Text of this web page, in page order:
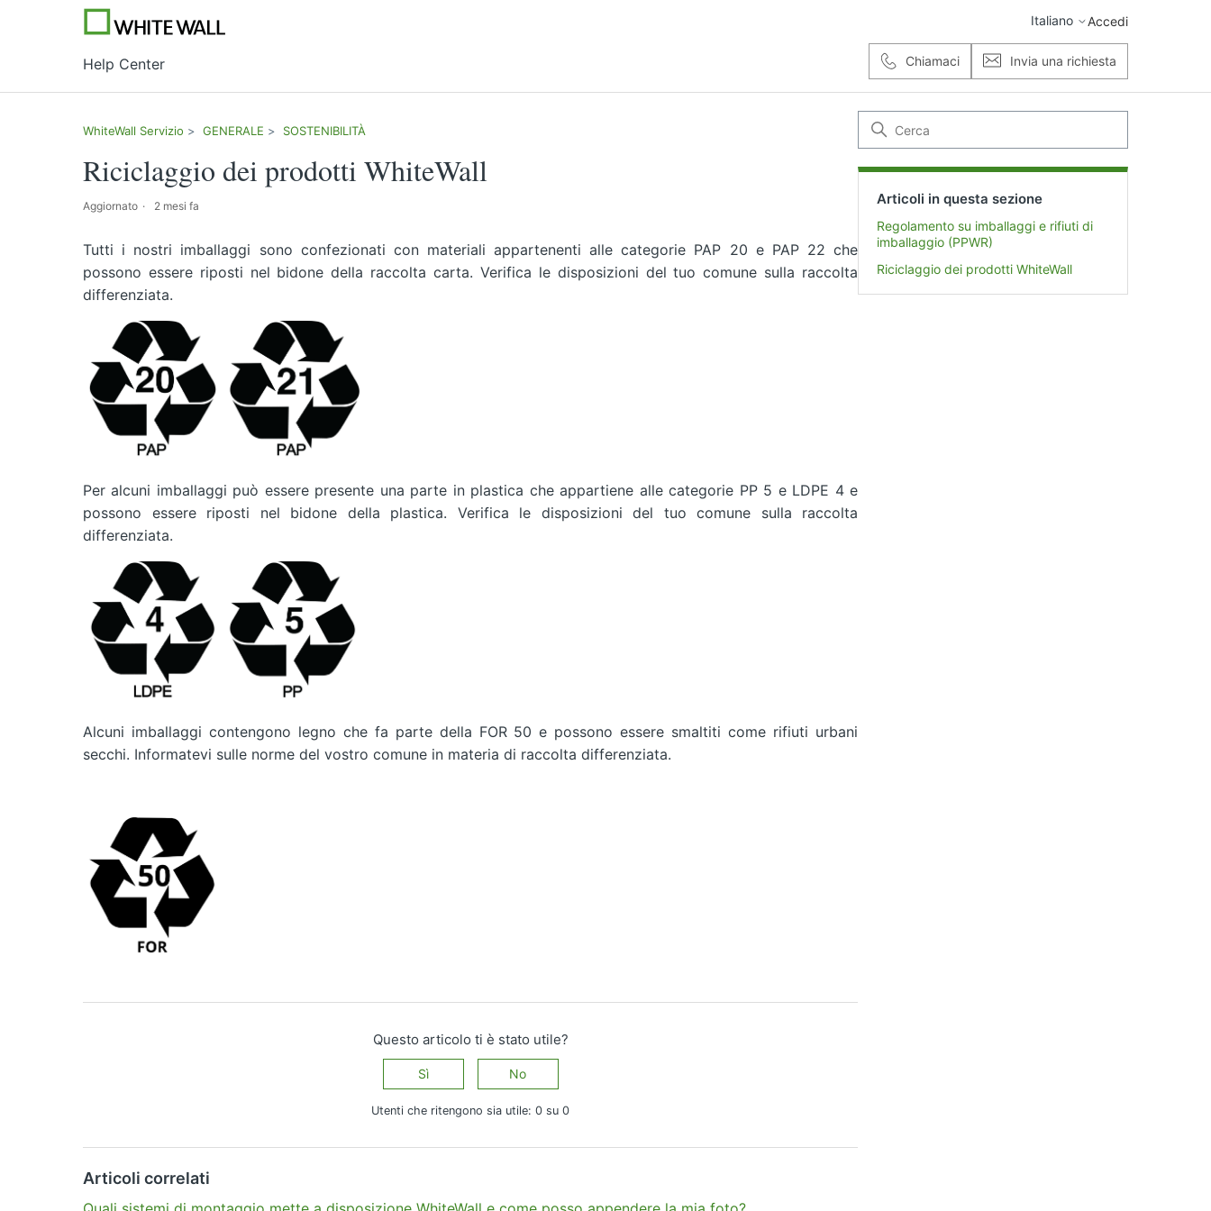
Italiano Accedi
Help Center Chiamaci Invia una richiesta
WhiteWall Servizio GENERALE SOSTENIBILITÀ
Articoli in questa sezione
Regolamento su imballaggi e rifiuti di
imballaggio (PPWR)
Riciclaggio dei prodotti WhiteWall
Riciclaggio dei prodotti WhiteWall
Aggiornato 2 mesi fa
Tutti i nostri imballaggi sono confezionati con materiali appartenenti alle categorie PAP 20 e PAP 22 che
possono essere riposti nel bidone della raccolta carta. Verifica le disposizioni del tuo comune sulla raccolta
differenziata.
Per alcuni imballaggi può essere presente una parte in plastica che appartiene alle categorie PP 5 e LDPE 4 e
possono essere riposti nel bidone della plastica. Verifica le disposizioni del tuo comune sulla raccolta
differenziata.
Alcuni imballaggi contengono legno che fa parte della FOR 50 e possono essere smaltiti come rifiuti urbani
secchi. Informatevi sulle norme del vostro comune in materia di raccolta differenziata.
Questo articolo ti è stato utile?
Sì No
Utenti che ritengono sia utile: 0 su 0
Articoli correlati